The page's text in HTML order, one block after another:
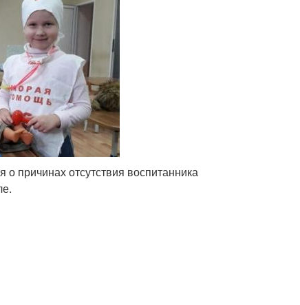
причинах отсутствия воспитанника